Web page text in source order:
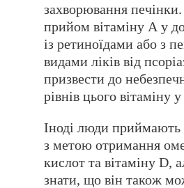
захворювання
прийом вітаміну А у
із ретиноїдами або з
видами ліків від
призвести до
рівнів цього вітаміну
Іноді люди
з метою отримання
кислот та вітаміну D,
знати, що він також